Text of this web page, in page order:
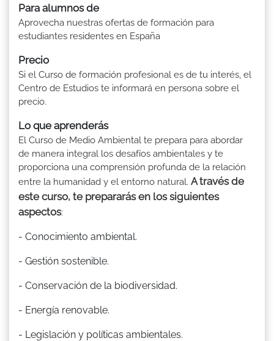
Para alumnos de
Aprovecha nuestras ofertas de formación para
estudiantes residentes en España
Precio
Si el Curso de formación profesional es de tu interés, el
Centro de Estudios te informará en persona sobre el
precio.
Lo que aprenderás
El Curso de Medio Ambiental te prepara para abordar
de manera integral los desafíos ambientales y te
proporciona una comprensión profunda de la relación
entre la humanidad y el entorno natural. A través de
este curso, te prepararás en los siguientes
aspectos:
- Conocimiento ambiental.
- Gestión sostenible.
- Conservación de la biodiversidad.
- Energía renovable.
- Legislación y políticas ambientales.